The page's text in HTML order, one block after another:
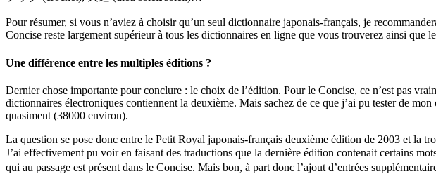
Pour résumer, si vous n’aviez à choisir qu’un seul dictionnaire japonais-français, je
Concise reste largement supérieur à tous les dictionnaires en ligne que vous trouverez ainsi que
Une différence entre les multiples éditions ?
Dernier chose importante pour conclure : le choix de l’édition. Pour le Concise, ce n’est pas
dictionnaires électroniques contiennent la deuxième. Mais sachez de ce que j’ai pu tester de
quasiment (38000 environ).
La question se pose donc entre le Petit Royal japonais-français deuxième édition de 2003 et la
J’ai effectivement pu voir en faisant des traductions que la dernière édition contenait certains
qui au passage est présent dans le Concise. Mais bon, à part donc l’ajout d’entrées